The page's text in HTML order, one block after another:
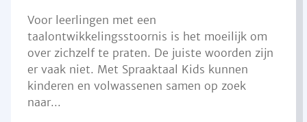
Voor leerlingen met een
taalontwikkelingsstoornis is het moeilijk om
over zichzelf te praten. De juiste woorden zijn
er vaak niet. Met Spraaktaal Kids kunnen
kinderen en volwassenen samen op zoek
naar...